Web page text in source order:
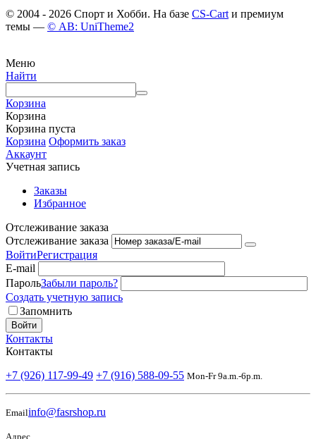
© 2004 - 2026 Спорт и Хобби. На базе CS-Cart и премиум
темы — © AB: UniTheme2
Меню
Найти
Корзина
Корзина
Корзина пуста
Корзина Оформить заказ
Аккаунт
Учетная запись
Заказы
Избранное
Отслеживание заказа
Отслеживание заказа
ВойтиРегистрация
E-mail
ПарольЗабыли пароль?
Создать учетную запись
Запомнить
Войти
Контакты
Контакты
+7 (926) 117-99-49 +7 (916) 588-09-55 Mon-Fr 9a.m.-6p.m.
Emailinfo@fasrshop.ru
Адрес